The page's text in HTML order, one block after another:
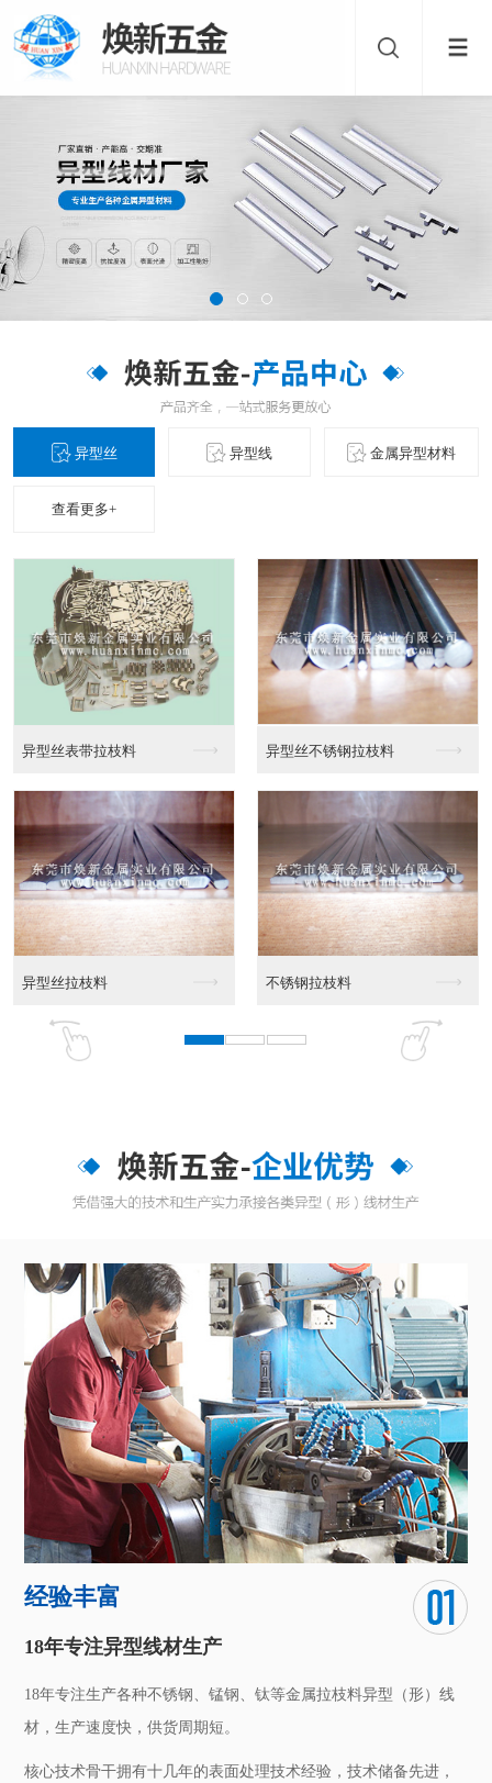
异型丝 异型线 金属异型材料
查看更多+
异性线CAD截面图 异性线截面图
东莞异性线CAD截面... CAD截面图